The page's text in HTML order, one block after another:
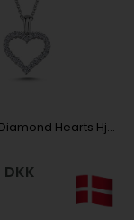
Ø 13,0 mm Diamond Hearts Hjerte vedhæng med 24 x 0,01 ct i 14 kt hvidguld
DKK